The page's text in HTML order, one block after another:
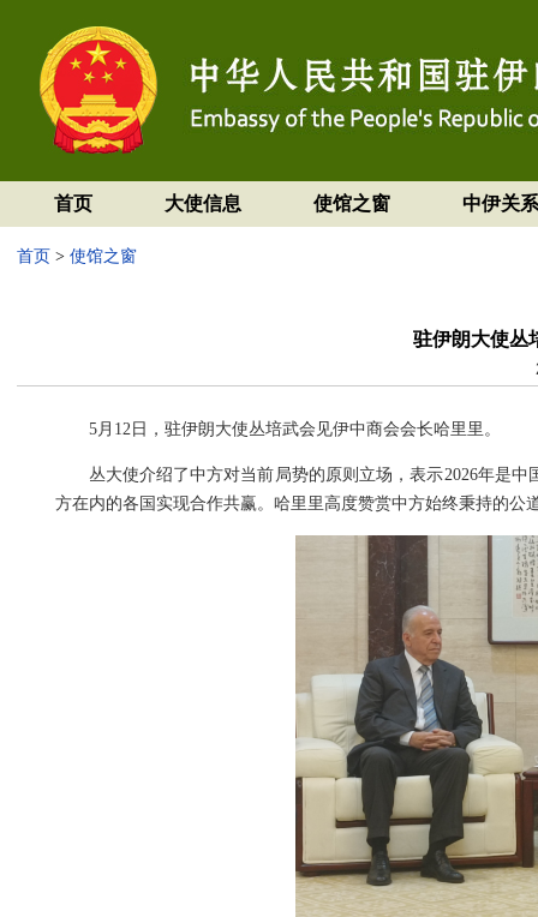
首页 大使信息 使馆之窗 中伊关系
首页 > 使馆之窗
驻伊朗大使丛
5月12日，驻伊朗大使丛培武会见伊中商会会长哈里里。
丛大使介绍了中方对当前局势的原则立场，表示2026年是
方在内的各国实现合作共赢。哈里里高度赞赏中方始终秉持的